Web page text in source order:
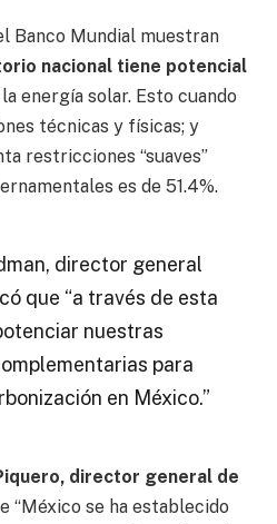
Banco Mundial muestran
nacional tiene potencial
energía solar. Esto cuando
técnicas y físicas; y
restricciones “suaves”
es de 51.4%.
director general
que “a través de esta
nuestras
para
en México.”
director general de
“México se ha establecido